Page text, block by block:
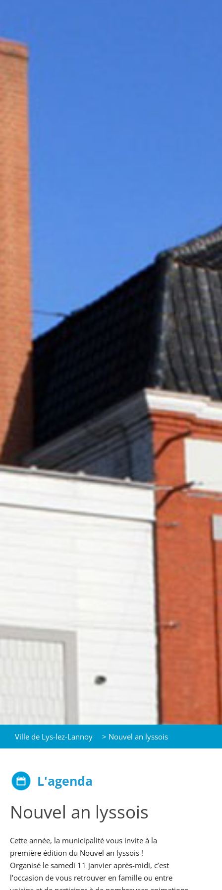
Ville de Lys-lez-Lannoy > Nouvel an lyssois
L'agenda
Nouvel an lyssois
Cette année, la municipalité vous invite à la
première édition du Nouvel an lyssois !
Organisé le samedi 11 janvier après-midi, c’est
l’occasion de vous retrouver en famille ou entre